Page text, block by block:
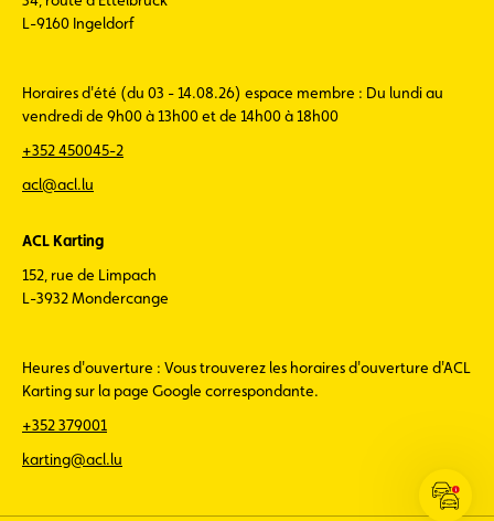
L-9160 Ingeldorf
Horaires d'été (du 03 - 14.08.26) espace membre : Du lundi au
vendredi de 9h00 à 13h00 et de 14h00 à 18h00
+352 450045-2
acl@acl.lu
ACL Karting
152, rue de Limpach
L-3932 Mondercange
Heures d'ouverture : Vous trouverez les horaires d'ouverture d'ACL
Karting sur la page Google correspondante.
+352 379001
karting@acl.lu
Ouvrir